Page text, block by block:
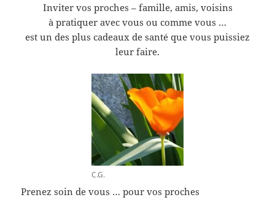
Inviter vos proches – famille, amis, voisins
à pratiquer avec vous ou comme vous …
est un des plus cadeaux de santé que vous puissiez
leur faire.
C.G.
Prenez soin de vous … pour vos proches